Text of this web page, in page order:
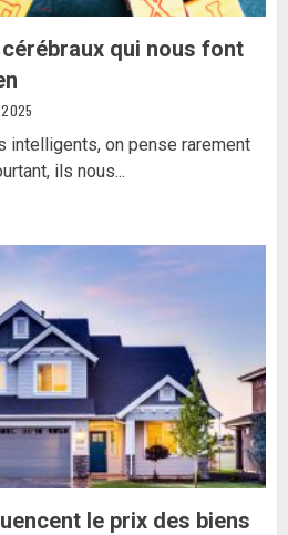
qui nous font
intelligents, on pense rarement
ils nous...
le prix des biens